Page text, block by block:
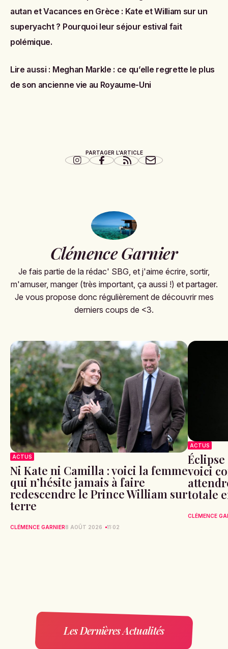
autan etVacances en Grèce : Kate et William sur un
superyacht ? Pourquoi leur séjour estival fait
polémique.
Lire aussi : Meghan Markle : ce qu’elle regrette le plus
de son ancienne vie au Royaume-Uni
PARTAGER L'ARTICLE
Clémence Garnier
Je fais partie de la rédac' SBG, et j'aime écrire, sortir,
m'amuser, manger (très important, ça aussi !) et partager.
Je vous propose donc régulièrement de découvrir mes
derniers coups de <3.
ACTUS
Ni Kate ni Camilla : voici la femme
qui n’hésite jamais à faire
redescendre le Prince William sur
terre
CLÉMENCE GARNIER8 AOÛT 2026 11:02
ACTUS
Éclipse
voici
totale
CLÉMENCE
Les Dernières Actualités